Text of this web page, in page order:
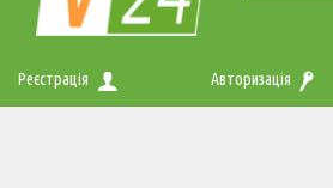
Реєстрація Авторизація